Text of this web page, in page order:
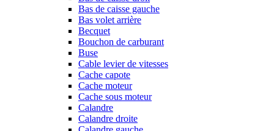
Bas de caisse gauche
Bas volet arrière
Becquet
Bouchon de carburant
Buse
Cable levier de vitesses
Cache capote
Cache moteur
Cache sous moteur
Calandre
Calandre droite